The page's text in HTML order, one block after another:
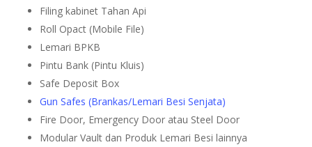
Filing kabinet Tahan Api
Roll Opact (Mobile File)
Lemari BPKB
Pintu Bank (Pintu Kluis)
Safe Deposit Box
Gun Safes (Brankas/Lemari Besi Senjata)
Fire Door, Emergency Door atau Steel Door
Modular Vault dan Produk Lemari Besi lainnya